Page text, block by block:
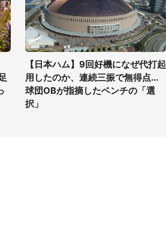
【日本ハム】9回好機になぜ代打起
用したのか、連続三振で無得点...
球団OBが指摘したベンチの「選
択」